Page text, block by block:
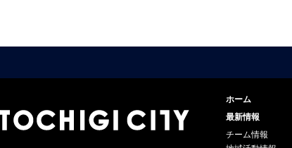
ホーム
最新情報
チーム情報